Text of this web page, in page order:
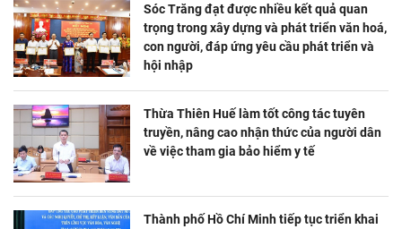
Sóc Trăng đạt được nhiều kết quả quan
trọng trong xây dựng và phát triển văn hoá,
con người, đáp ứng yêu cầu phát triển và
hội nhập
Thừa Thiên Huế làm tốt công tác tuyên
truyền, nâng cao nhận thức của người dân
về việc tham gia bảo hiểm y tế
Thành phố Hồ Chí Minh tiếp tục triển khai